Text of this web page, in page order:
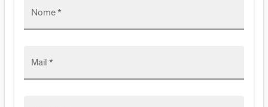
Nome *
Mail *